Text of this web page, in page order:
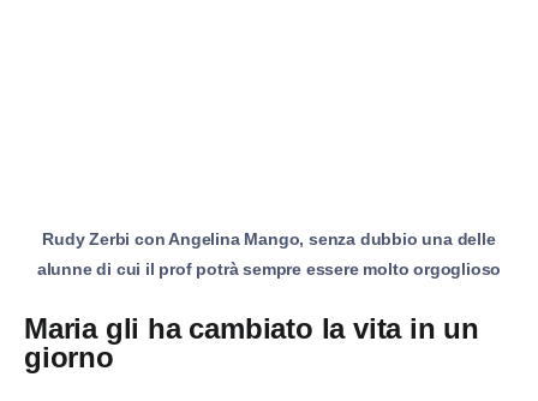
Rudy Zerbi con Angelina Mango, senza dubbio una delle
alunne di cui il prof potrà sempre essere molto orgoglioso
Maria gli ha cambiato la vita in un
giorno